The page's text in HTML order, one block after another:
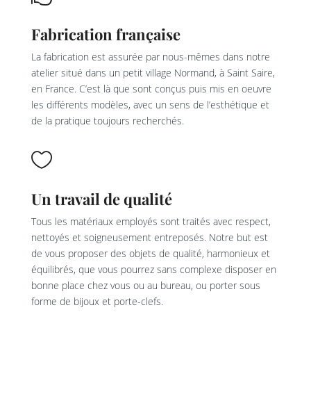
Fabrication française
La fabrication est assurée par nous-mêmes dans notre
atelier situé dans un petit village Normand, à Saint Saire,
en France. C’est là que sont conçus puis mis en oeuvre
les différents modèles, avec un sens de l’esthétique et
de la pratique toujours recherchés.

Un travail de qualité
Tous les matériaux employés sont traités avec respect,
nettoyés et soigneusement entreposés. Notre but est
de vous proposer des objets de qualité, harmonieux et
équilibrés, que vous pourrez sans complexe disposer en
bonne place chez vous ou au bureau, ou porter sous
forme de bijoux et porte-clefs.